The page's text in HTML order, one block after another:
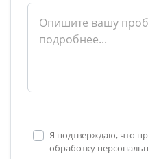
Я подтверждаю, что
обработку